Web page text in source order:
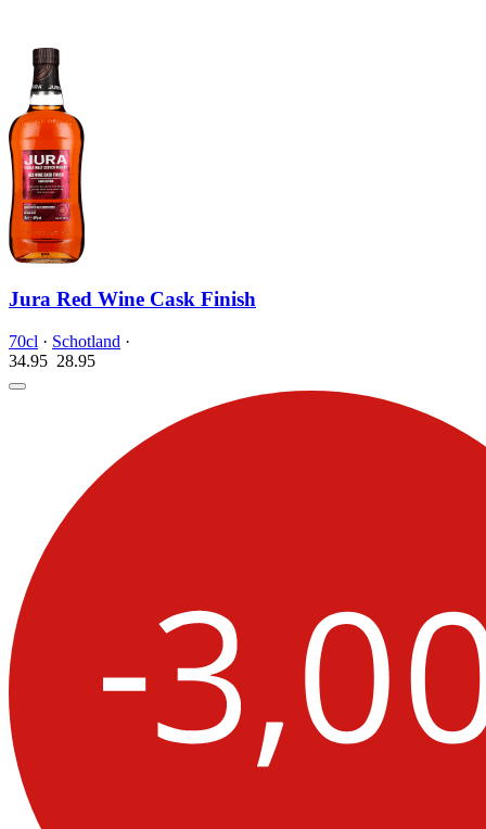
Jura Red Wine Cask Finish
70cl · Schotland ·
34.95 28.95